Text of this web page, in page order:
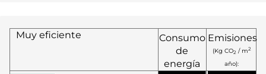
Muy eficiente
Consumo
de
energía
Emisiones
(Kg CO2 / m2
año):